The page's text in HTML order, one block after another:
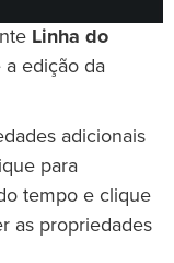
Linha do
a edição da
adicionais
para
tempo e clique
as propriedades